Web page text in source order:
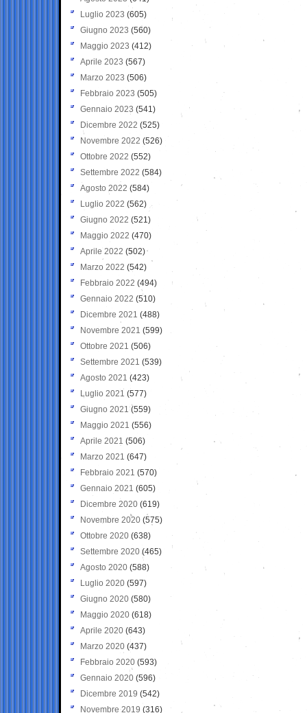
Luglio 2023 (605)
Giugno 2023 (560)
Maggio 2023 (412)
Aprile 2023 (567)
Marzo 2023 (506)
Febbraio 2023 (505)
Gennaio 2023 (541)
Dicembre 2022 (525)
Novembre 2022 (526)
Ottobre 2022 (552)
Settembre 2022 (584)
Agosto 2022 (584)
Luglio 2022 (562)
Giugno 2022 (521)
Maggio 2022 (470)
Aprile 2022 (502)
Marzo 2022 (542)
Febbraio 2022 (494)
Gennaio 2022 (510)
Dicembre 2021 (488)
Novembre 2021 (599)
Ottobre 2021 (506)
Settembre 2021 (539)
Agosto 2021 (423)
Luglio 2021 (577)
Giugno 2021(559)
Maggio 2021 (556)
Aprile 2021 (506)
Marzo 2021 (647)
Febbraio 2021 (570)
Gennaio 2021 (605)
Dicembre 2020 (619)
Novembre 2020 (575)
Ottobre 2020 (638)
Settembre 2020(465)
Agosto 2020 (588)
Luglio 2020 (597)
Giugno 2020 (580)
Maggio 2020 (618)
Aprile 2020 (643)
Marzo 2020 (437)
Febbraio 2020 (593)
Gennaio 2020 (596)
Dicembre 2019 (542)
Novembre 2019 (316)